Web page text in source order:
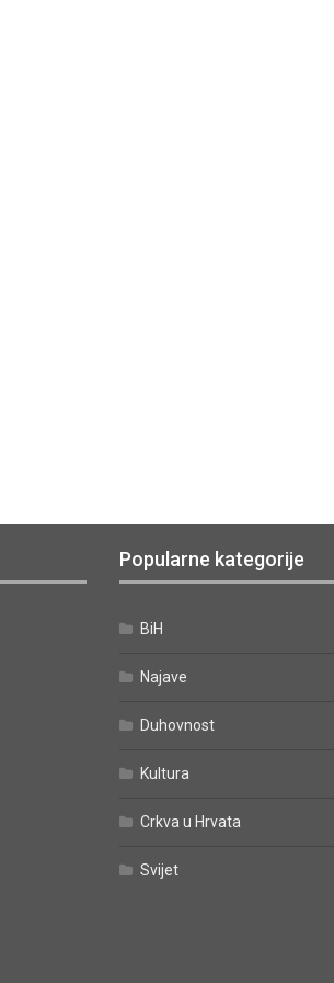
Popularne kategorije
BiH
Najave
Duhovnost
Kultura
Crkva u Hrvata
Svijet